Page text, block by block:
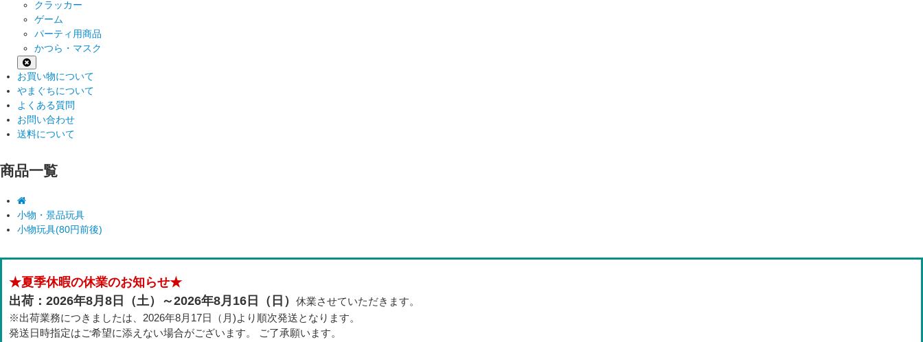
クラッカー
ゲーム
パーティ用商品
かつら・マスク
お買い物について
やまぐちについて
よくある質問
お問い合わせ
送料について
商品一覧
小物・景品玩具
小物玩具(80円前後)
★夏季休暇の休業のお知らせ★
出荷：2026年8月8日（土）～2026年8月16日（日） 休業させていただきます。
※出荷業務につきましたは、2026年8月17日（月)より順次発送となります。
発送日時指定はご希望に添えない場合がございます。 ご了承願います。